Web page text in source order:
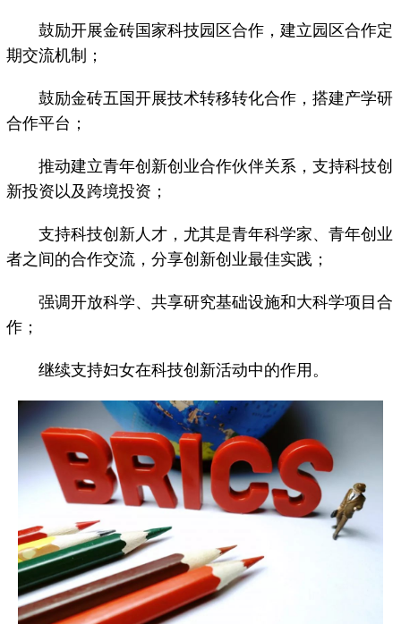
鼓励开展金砖国家科技园区合作，建立园区合作定
期交流机制；
鼓励金砖五国开展技术转移转化合作，搭建产学研
合作平台；
推动建立青年创新创业合作伙伴关系，支持科技创
新投资以及跨境投资；
支持科技创新人才，尤其是青年科学家、青年创业
者之间的合作交流，分享创新创业最佳实践；
强调开放科学、共享研究基础设施和大科学项目合
作；
继续支持妇女在科技创新活动中的作用。